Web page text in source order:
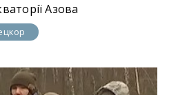
Азова